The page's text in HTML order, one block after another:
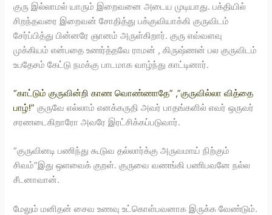
குரு இல்லாமல் யாரும் இறைவனை அடைய முடியாது. பக்தியில்
சிறந்தவரை இறைவன் சோதித்து பக்குவியாக்கி குருவிடம்
சேர்ப்பித்து பின்னரே ஞானம் அருள்கிறார். குரு எவ்வளவு
முக்கியம் என்பதை உணர்த்தவே ராமன் , கிருஷ்ணன் பல குருவிடம்
உபதேசம் கேட்டு நமக்கு பாடமாக வாழ்ந்து காட்டினார்.
“காட்டும் குருவின்றி காண வொண்ணாதே” ,”குருவில்லா வித்தை
பாழ்!”குருவே எல்லாம் எனக்கருதி அவர் பாதங்களில் எவர் ஒருவர்
சரணடைகிறாரோ அவரே இரட்சிக்கப்படுவார்.
“குருவினடி பணிந்து கூடுவ தல்லார்க்கு அருவமாய் நிற்கும்
சிவம்”இது ஒளவைக் குறள். குருவை வணங்கி பணிபவனே நல்ல
சீடனாவான்.
மேலும் மனிதன் சைவ உணவு உட்கொள்பவனாக இருக்க வேண்டும்.